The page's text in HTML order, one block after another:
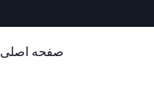
صفحه اصلی